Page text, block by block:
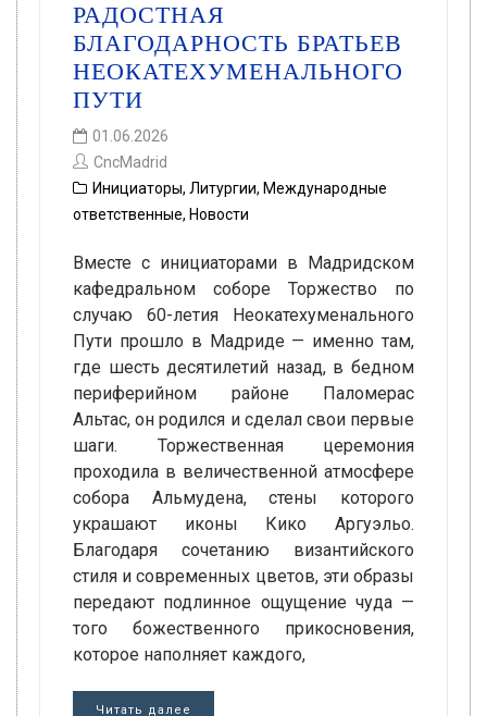
РАДОСТНАЯ
БЛАГОДАРНОСТЬ БРАТЬЕВ
НЕОКАТЕХУМЕНАЛЬНОГО
ПУТИ
01.06.2026
CncMadrid
Инициаторы, Литургии, Международные
ответственные, Новости
Вместе с инициаторами в Мадридском
кафедральном соборе Торжество по
случаю 60-летия Неокатехуменального
Пути прошло в Мадриде — именно там,
где шесть десятилетий назад, в бедном
периферийном районе Паломерас
Альтас, он родился и сделал свои первые
шаги. Торжественная церемония
проходила в величественной атмосфере
собора Альмудена, стены которого
украшают иконы Кико Аргуэльо.
Благодаря сочетанию византийского
стиля и современных цветов, эти образы
передают подлинное ощущение чуда —
того божественного прикосновения,
которое наполняет каждого,
Читать далее